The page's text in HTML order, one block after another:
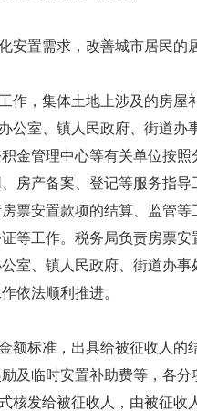
置需求，改善城市居民的
，集体土地上涉及的房屋
室、镇人民政府、街道办
金管理中心等有关单位按照
房产备案、登记等服务指
票安置款项的结算、监管
等工作。税务局负责房票
室、镇人民政府、街道办
依法顺利推进。
标准，出具给被征收人的
及临时安置补助费等，各分
发给被征收人，由被征收